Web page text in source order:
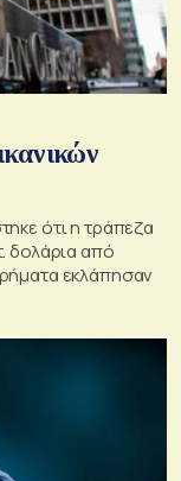
ότι η τράπεζα
δολάρια από
εκλάπησαν